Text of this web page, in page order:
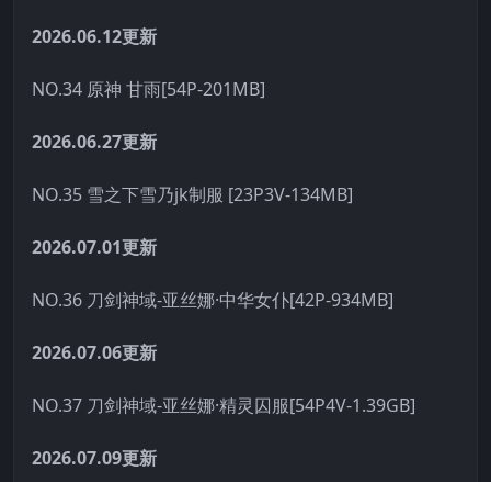
2026.06.12更新
NO.34 原神 甘雨[54P-201MB]
2026.06.27更新
NO.35 雪之下雪乃jk制服 [23P3V-134MB]
2026.07.01更新
NO.36 刀剑神域-亚丝娜·中华女仆[42P-934MB]
2026.07.06更新
NO.37 刀剑神域-亚丝娜·精灵囚服[54P4V-1.39GB]
2026.07.09更新